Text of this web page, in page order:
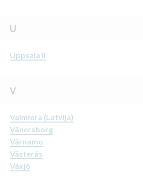
U
Uppsala II
V
Valmiera (Latvija)
Vänersborg
Värnamo
Västerås
Växjö